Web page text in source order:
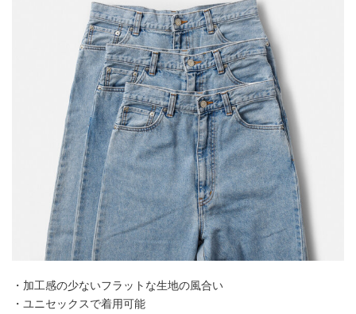
・加工感の少ないフラットな生地の風合い
・ユニセックスで着用可能